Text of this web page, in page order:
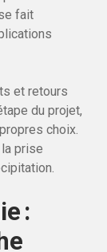
fait
et retours
du projet,
choix.
prise
: